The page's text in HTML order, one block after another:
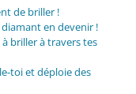
de briller !
en devenir !
briller à travers tes
toi et déploie des